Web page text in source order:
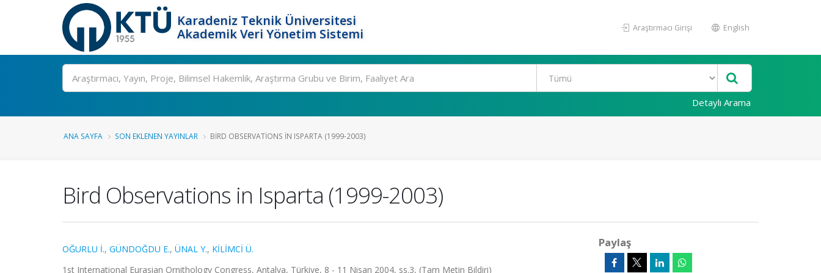
Karadeniz Teknik Üniversitesi
Akademik Veri Yönetim Sistemi
Araştırmacı Girişi English
Ara
Detaylı Arama
ANA SAYFA SON EKLENEN YAYINLAR BIRD OBSERVATIONS IN ISPARTA (1999-2003)
Bird Observations in Isparta (1999-2003)
OĞURLU İ., GÜNDOĞDU E., ÜNAL Y., KİLİMCİ Ü.
1st International Eurasian Ornithology Congress, Antalya, Türkiye, 8 - 11 Nisan 2004, ss.3, (Tam Metin Bildiri)
Paylaş